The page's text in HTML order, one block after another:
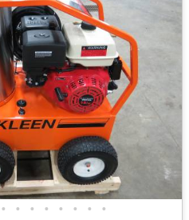
• • • • • • • •